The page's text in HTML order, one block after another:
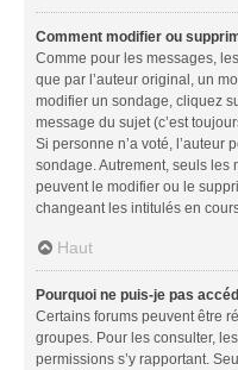
Comment modifier ou
Comme pour les messages,
que par l’auteur original, un
modifier un sondage, cliquez
message du sujet (c’est
Si personne n’a voté, l’auteur
sondage. Autrement, seuls les
peuvent le modifier ou le
changeant les intitulés en
Haut
Pourquoi ne puis-je pas
Certains forums peuvent être
groupes. Pour les consulter,
permissions s’y rapportant.